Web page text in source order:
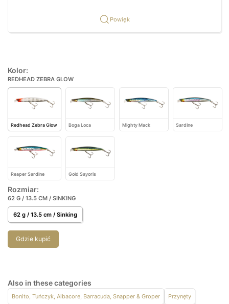
Powięk
Kolor:
REDHEAD ZEBRA GLOW
Redhead Zebra Glow Boga Loca Mighty Mack Sardine
Reaper Sardine Gold Sayoris
Rozmiar:
62 G / 13.5 CM / SINKING
62 g / 13.5 cm / Sinking
Gdzie kupić
Also in these categories
Bonito, Tuńczyk, Albacore, Barracuda, Snapper & Groper Przynęty